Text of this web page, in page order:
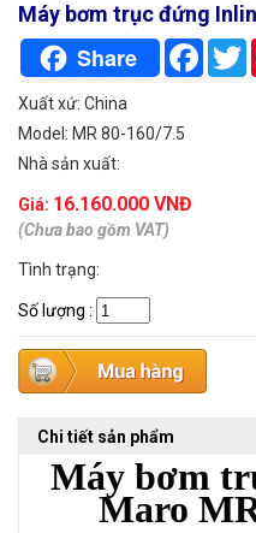
Máy bơm trục đứng
Share
Xuất xứ: China
Model: MR 80-160/7.5
Nhà sản xuất:
Giá: 16.160.000 VNĐ
(Chưa bao gồm VAT)
Tình trạng:
Số lượng :
Chi tiết sản phẩm
Máy bơm
Maro